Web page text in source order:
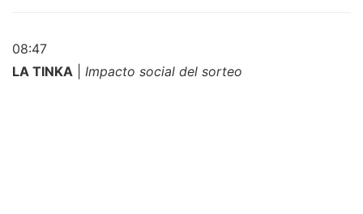
08:47
LA TINKA
Impacto social del sorteo